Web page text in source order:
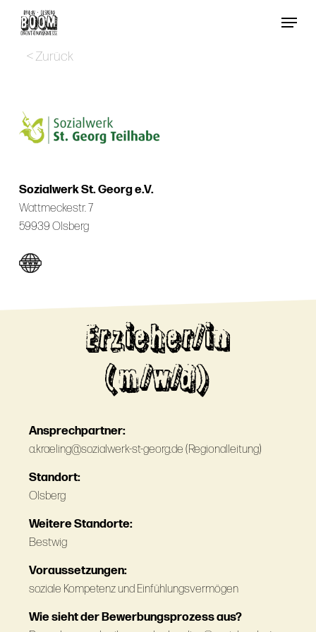
Menu
< Zurück
Sozialwerk St. Georg e.V.
Wattmeckestr. 7
59939 Olsberg
Erzieher/in
(m/w/d)
Ansprechpartner:
a.kraeling@sozialwerk-st-georg.de (Regionalleitung)
Standort:
Olsberg
Weitere Standorte:
Bestwig
Voraussetzungen:
soziale Kompetenz und Einfühlungsvermögen
Wie sieht der Bewerbungsprozess aus?